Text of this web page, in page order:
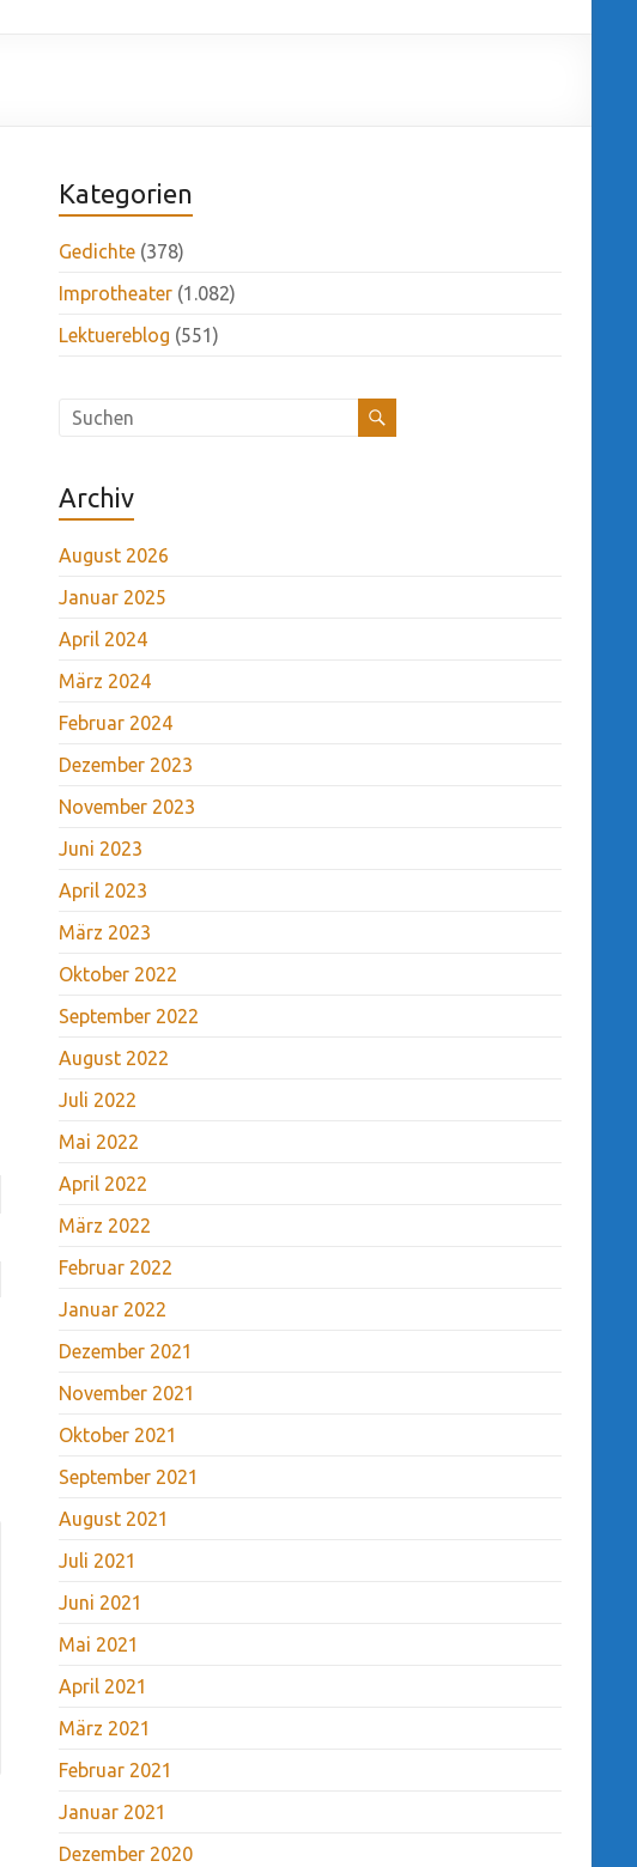
Kategorien
Gedichte (378)
Improtheater (1.082)
Lektuereblog (551)
Archiv
August 2026
Januar 2025
April 2024
März 2024
Februar 2024
Dezember 2023
November 2023
Juni 2023
April 2023
März 2023
Oktober 2022
September 2022
August 2022
Juli 2022
Mai 2022
April 2022
März 2022
Februar 2022
Januar 2022
Dezember 2021
November 2021
Oktober 2021
September 2021
August 2021
Juli 2021
Juni 2021
Mai 2021
April 2021
März 2021
Februar 2021
Januar 2021
Dezember 2020